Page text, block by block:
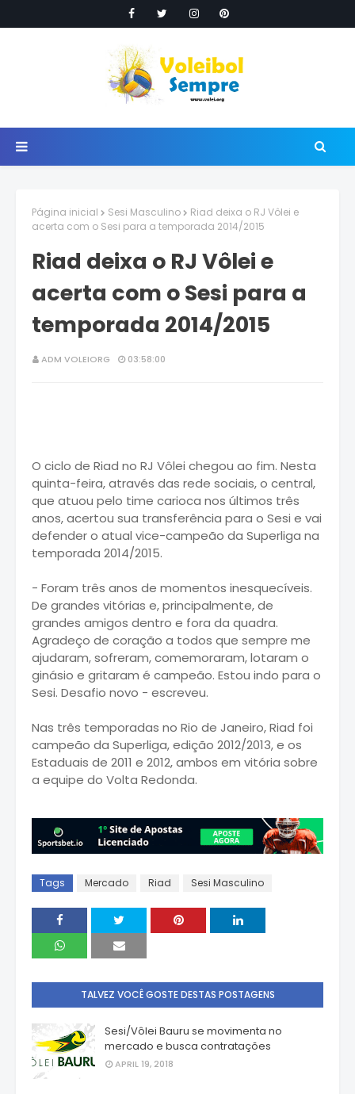
Página inicial Sesi Masculino
Riad deixa o RJ Vôlei e
acerta com o Sesi para a temporada 2014/2015
Riad deixa o RJ Vôlei e
acerta com o Sesi para a
temporada 2014/2015
ADM VOLEIORG 03:58:00
O ciclo de Riad no RJ Vôlei chegou ao fim. Nesta
quinta-feira, através das rede sociais, o central,
que atuou pelo time carioca nos últimos três
anos, acertou sua transferência para o Sesi e vai
defender o atual vice-campeão da Superliga na
temporada 2014/2015.
- Foram três anos de momentos inesquecíveis.
De grandes vitórias e, principalmente, de
grandes amigos dentro e fora da quadra.
Agradeço de coração a todos que sempre me
ajudaram, sofreram, comemoraram, lotaram o
ginásio e gritaram é campeão. Estou indo para o
Sesi. Desafio novo - escreveu.
Nas três temporadas no Rio de Janeiro, Riad foi
campeão da Superliga, edição 2012/2013, e os
Estaduais de 2011 e 2012, ambos em vitória sobre
a equipe do Volta Redonda.
Tags Mercado Riad Sesi Masculino
TALVEZ VOCÊ GOSTE DESTAS POSTAGENS
Sesi/Vôlei Bauru se movimenta no
mercado e busca contratações
APRIL 19, 2018